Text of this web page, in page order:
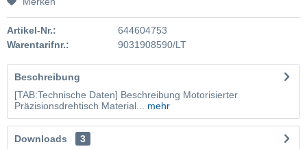
Artikel-Nr.:
644604753
Warentarifnr.:
9031908590/LT
Beschreibung
[TAB:Technische Daten] Beschreibung Motorisierter
Präzisionsdrehtisch Material...
mehr
Downloads 3